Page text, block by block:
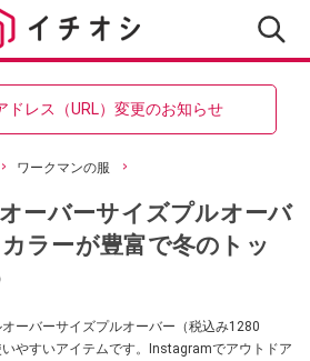
ドレス（URL）変更のお知らせ
ワークマンの服
オーバーサイズプルオーバ
ラーが豊富で冬のトッ
ーバーサイズプルオーバー（税込み1280
やすいアイテムです。Instagramでアウトドア